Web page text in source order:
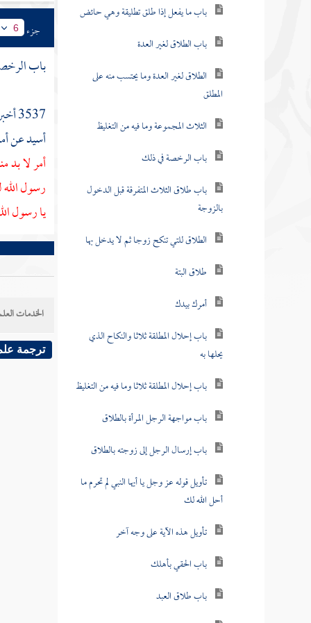
باب ما يفعل إذا طلق تطليقة وهي حائض
باب الطلاق لغير العدة
الطلاق لغير العدة وما يحتسب منه على
المطلق
الثلاث المجموعة وما فيه من التغليظ
باب الرخصة في ذلك
باب طلاق الثلاث المتفرقة قبل الدخول
بالزوجة
الطلاق للتي تنكح زوجا ثم لا يدخل بها
طلاق البتة
أمرك بيدك
باب إحلال المطلقة ثلاثا والنكاح الذي
يحلها به
باب إحلال المطلقة ثلاثا وما فيه من التغليظ
باب مواجهة الرجل المرأة بالطلاق
باب إرسال الرجل إلى زوجته بالطلاق
تأويل قوله عز وجل يا أيها النبي لم تحرم ما
أحل الله لك
تأويل هذه الآية على وجه آخر
باب الحقي بأهلك
باب طلاق العبد
جزء 6
باب
3537 أخبرنا
أسيدعن
أمر لا بد
رسول
يا رسول
الخدمات
ترجمة